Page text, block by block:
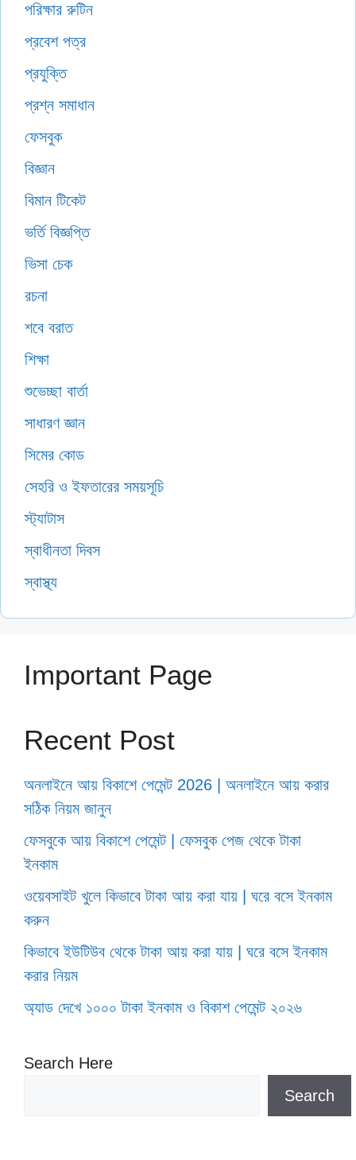
পরিক্ষার রুটিন
প্রবেশ পত্র
প্রযুক্তি
প্রশ্ন সমাধান
ফেসবুক
বিজ্ঞান
বিমান টিকেট
ভর্তি বিজ্ঞপ্তি
ভিসা চেক
রচনা
শবে বরাত
শিক্ষা
শুভেচ্ছা বার্তা
সাধারণ জ্ঞান
সিমের কোড
সেহরি ও ইফতারের সময়সূচি
স্ট্যাটাস
স্বাধীনতা দিবস
স্বাস্থ্য
Important Page
Recent Post
অনলাইনে আয় বিকাশে পেমেন্ট 2026 | অনলাইনে আয় করার
সঠিক নিয়ম জানুন
ফেসবুকে আয় বিকাশে পেমেন্ট | ফেসবুক পেজ থেকে টাকা
ইনকাম
ওয়েবসাইট খুলে কিভাবে টাকা আয় করা যায় | ঘরে বসে ইনকাম
করুন
কিভাবে ইউটিউব থেকে টাকা আয় করা যায় | ঘরে বসে ইনকাম
করার নিয়ম
অ্যাড দেখে ১০০০ টাকা ইনকাম ও বিকাশ পেমেন্ট ২০২৬
Search Here
Search